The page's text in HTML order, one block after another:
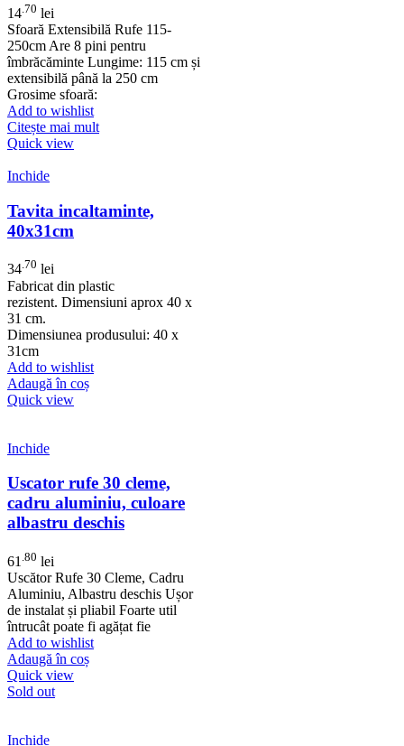
14 .70 lei
Sfoară Extensibilă Rufe 115-
250cm Are 8 pini pentru
îmbrăcăminte Lungime: 115 cm și
extensibilă până la 250 cm
Grosime sfoară:
Add to wishlist
Citește mai mult
Quick view
Inchide
Tavita incaltaminte,
40x31cm
34.70 lei
Fabricat din plastic
rezistent. Dimensiuni aprox 40 x
31 cm.
Dimensiunea produsului: 40 x
31cm
Add to wishlist
Adaugă în coș
Quick view
Inchide
Uscator rufe 30 cleme,
cadru aluminiu, culoare
albastru deschis
61 .80 lei
Uscător Rufe 30 Cleme, Cadru
Aluminiu, Albastru deschis Ușor
de instalat și pliabil Foarte util
întrucât poate fi agățat fie
Add to wishlist
Adaugă în coș
Quick view
Sold out
Inchide